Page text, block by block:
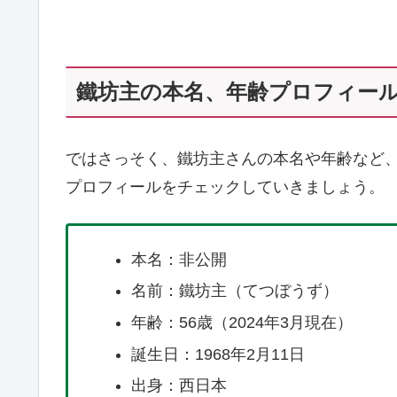
鐵坊主の本名、年齢プロフィー
ではさっそく、鐵坊主さんの本名や年齢など
プロフィールをチェックしていきましょう。
本名：非公開
名前：鐵坊主（てつぼうず）
年齢：56歳（2024年3月現在）
誕生日：1968年2月11日
出身：西日本